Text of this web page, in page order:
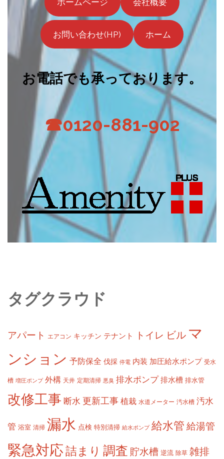
ホームページ 会社概要
お問い合わせ(HP) ホーム
お電話でも承っております。
☎0120-881-902
タグクラウド
アパート エアコン キッチン テナント トイレ ビル マ
ンション 予防保全 伐採 停電 内装 加圧給水ポンプ 受水
槽 増圧ポンプ 外構 天井 定期清掃 悪臭 排水ポンプ 排水槽 排水管
改修工事 断水 更新工事 植栽 水道メーター 汚水槽 汚水
管 浴室 清掃 漏水 点検 特別清掃 給水ポンプ 給水管 給湯管
緊急対応詰まり 調査 貯水槽 逆流 除草 雑排